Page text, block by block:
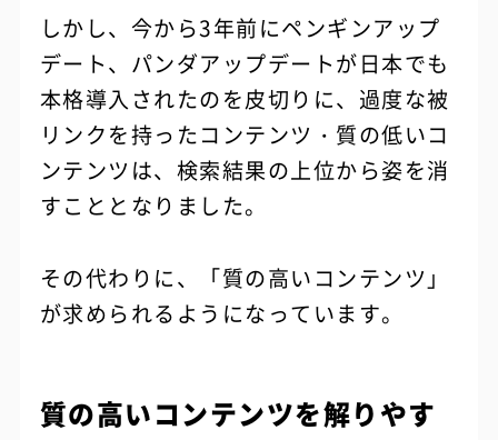
しかし、今から3年前にペンギンアップ
デート、パンダアップデートが日本でも
本格導入されたのを皮切りに、過度な被
リンクを持ったコンテンツ・質の低いコ
ンテンツは、検索結果の上位から姿を消
すこととなりました。
その代わりに、「質の高いコンテンツ」
が求められるようになっています。
質の高いコンテンツを解りやす